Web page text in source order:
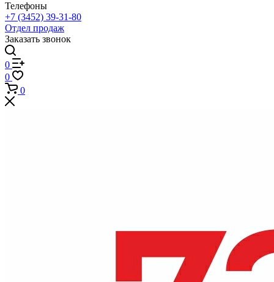
Телефоны
+7 (3452) 39-31-80
Отдел продаж
Заказать звонок
0
0
0